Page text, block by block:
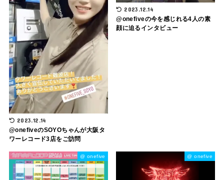
2023.12.14
@onefiveのSOYOちゃんが大阪タ
ワーレコード3店をご訪問
2023.12.14
@​onefiveの今を感じれる4人の素
顔に迫るインタビュー
@ onefive @ onefive